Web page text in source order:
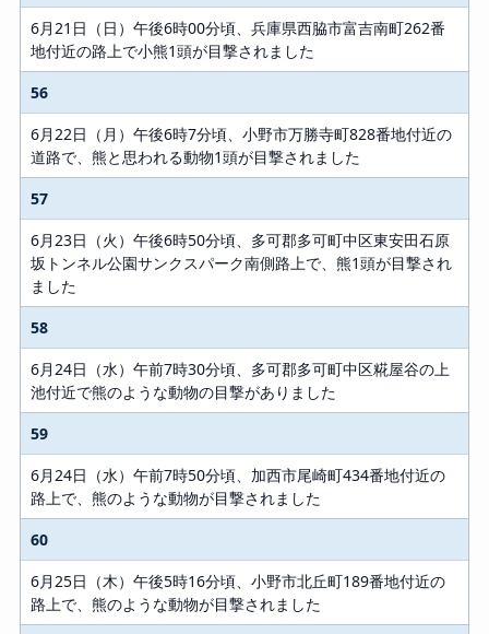
6月21日（日）午後6時00分頃、兵庫県西脇市富吉南町262番
地付近の路上で小熊1頭が目撃されました
56
6月22日（月）午後6時7分頃、小野市万勝寺町828番地付近の
道路で、熊と思われる動物1頭が目撃されました
57
6月23日（火）午後6時50分頃、多可郡多可町中区東安田石原
坂トンネル公園サンクスパーク南側路上で、熊1頭が目撃され
ました
58
6月24日（水）午前7時30分頃、多可郡多可町中区糀屋谷の上
池付近で熊のような動物の目撃がありました
59
6月24日（水）午前7時50分頃、加西市尾崎町434番地付近の
路上で、熊のような動物が目撃されました
60
6月25日（木）午後5時16分頃、小野市北丘町189番地付近の
路上で、熊のような動物が目撃されました